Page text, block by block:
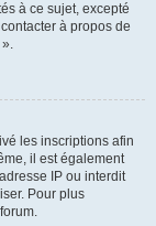
à ce sujet, excepté
à propos de
les inscriptions afin
il est également
IP ou interdit
Pour plus